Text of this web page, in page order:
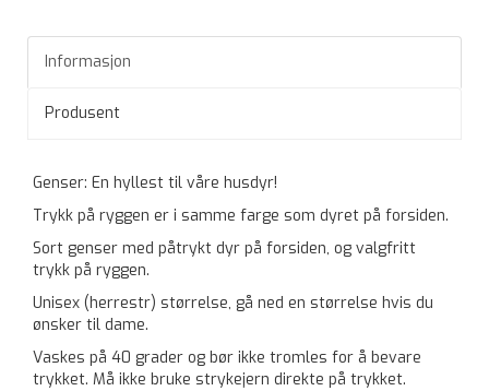
Informasjon
Produsent
Genser: En hyllest til våre husdyr!
Trykk på ryggen er i samme farge som dyret på forsiden.
Sort genser med påtrykt dyr på forsiden, og valgfritt
trykk på ryggen.
Unisex (herrestr) størrelse, gå ned en størrelse hvis du
ønsker til dame.
Vaskes på 40 grader og bør ikke tromles for å bevare
trykket. Må ikke bruke strykejern direkte på trykket.